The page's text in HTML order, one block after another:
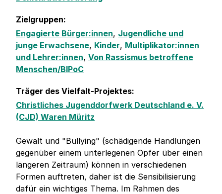
Zielgruppen:
Engagierte Bürger:innen, Jugendliche und
junge Erwachsene, Kinder, Multiplikator:innen
und Lehrer:innen, Von Rassismus betroffene
Menschen/BIPoC
Träger des Vielfalt-Projektes:
Christliches Jugenddorfwerk Deutschland e. V.
(CJD) Waren Müritz
Gewalt und "Bullying" (schädigende Handlungen
gegenüber einem unterlegenen Opfer über einen
längeren Zeitraum) können in verschiedenen
Formen auftreten, daher ist die Sensibilisierung
dafür ein wichtiges Thema. Im Rahmen des